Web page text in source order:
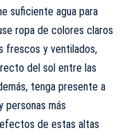
suficiente agua para
ropa de colores claros
frescos y ventilados,
del sol entre las
tenga presente a
personas más
de estas altas